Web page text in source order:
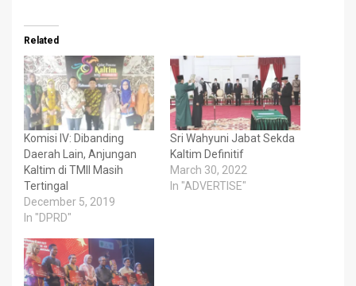
Related
Komisi IV: Dibanding
Daerah Lain, Anjungan
Kaltim di TMII Masih
Tertingal
December 5, 2019
In "DPRD"
Sri Wahyuni Jabat Sekda
Kaltim Definitif
March 30, 2022
In "ADVERTISE"